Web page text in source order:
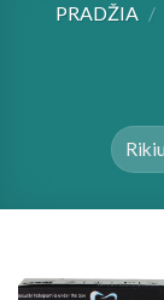
PRADŽIA /